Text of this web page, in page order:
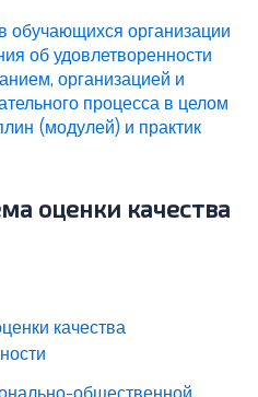
оценки качества
качества
обучающихся организации
об удовлетворенности
организацией и
процесса в целом
(модулей) и практик